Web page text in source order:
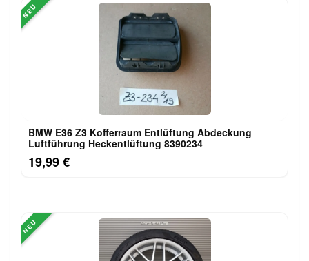
NEU
BMW E36 Z3 Kofferraum Entlüftung Abdeckung
Luftführung Heckentlüftung 8390234
19,99 €
NEU